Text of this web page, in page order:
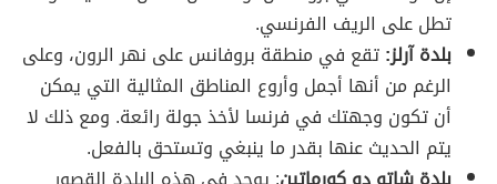
تطل على الريف الفرنسي.
بلدة آرلز:تقع في منطقة بروفانس على نهر الرون، وعلى
الرغم من أنها أجمل وأروع المناطق المثالية التي يمكن
أن تكون وجهتك في فرنسا لأخذ جولة رائعة. ومع ذلك لا
يتم الحديث عنها بقدر ما ينبغي وتستحق بالفعل.